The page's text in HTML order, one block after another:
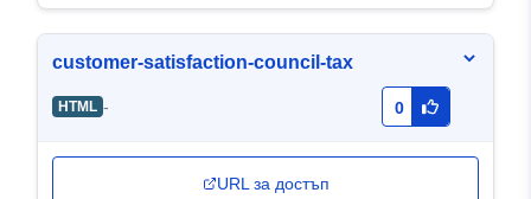
customer-satisfaction-council-tax
HTML - 0
URL за достъп